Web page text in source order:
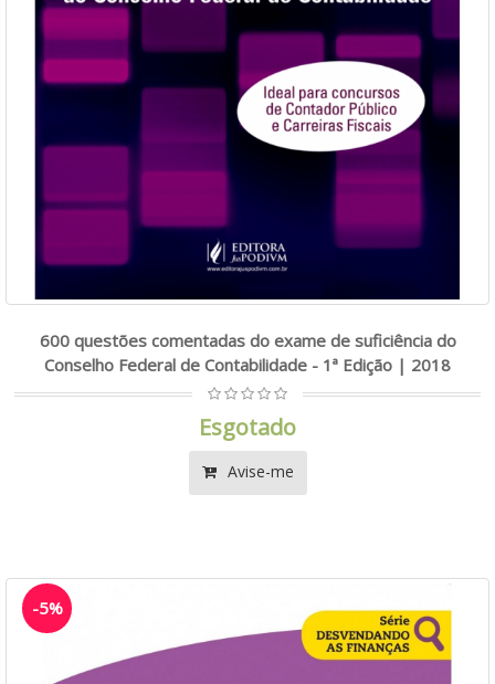
600 questões comentadas do exame de suficiência do
Conselho Federal de Contabilidade - 1ª Edição | 2018
Esgotado
Avise-me
-5%